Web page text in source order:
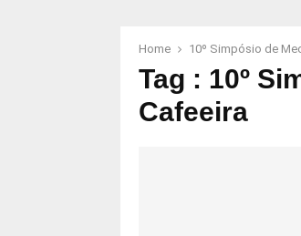
Home 10º Simpósio de
Tag : 10º
Cafeeira